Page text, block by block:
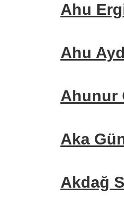
Ahu
Ahu
Ahunur
Aka
Akdağ